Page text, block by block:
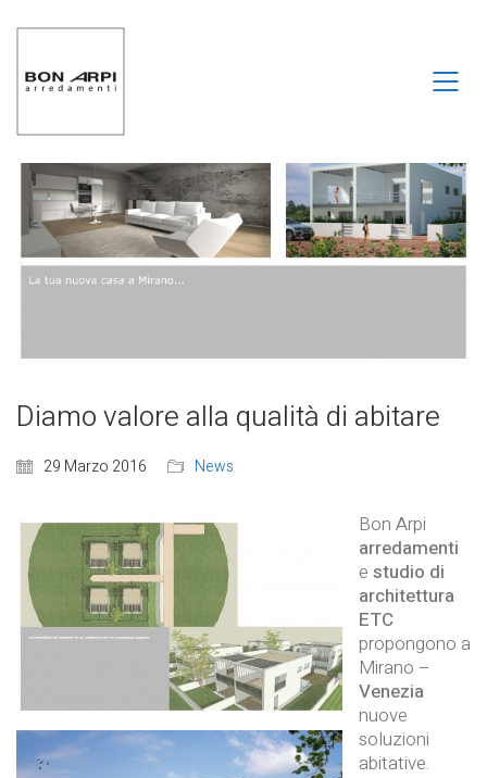
Diamo valore alla qualità di abitare
29 Marzo 2016 News
Bon Arpi
arredamenti
e studio di
architettura
ETC
propongono a
Mirano –
Venezia
nuove
soluzioni
abitative.